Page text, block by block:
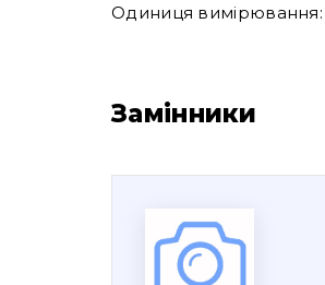
Одиниця вимірювання:
Замінники